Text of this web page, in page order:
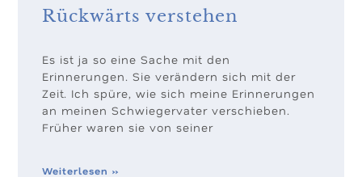
Rückwärts verstehen
Es ist ja so eine Sache mit den
Erinnerungen. Sie verändern sich mit der
Zeit. Ich spüre, wie sich meine Erinnerungen
an meinen Schwiegervater verschieben.
Früher waren sie von seiner
Weiterlesen »